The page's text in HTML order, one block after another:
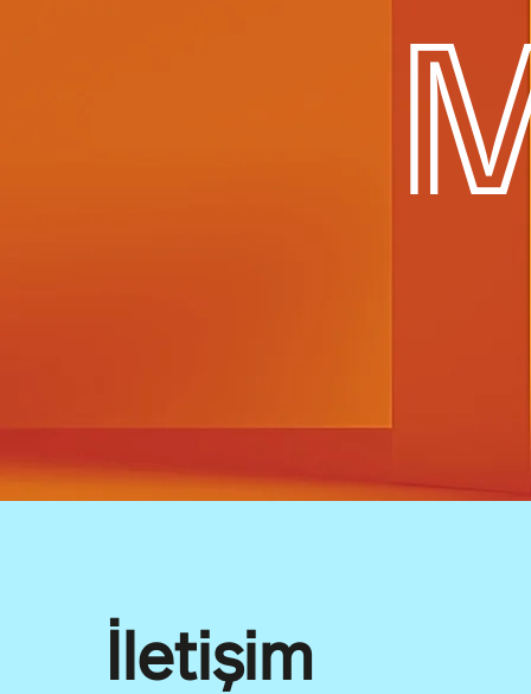
İletişim